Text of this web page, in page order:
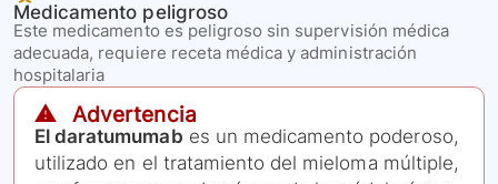
Medicamento peligroso
Este medicamento es peligroso sin supervisión médica
adecuada, requiere receta médica y administración
hospitalaria
⚠️ Advertencia
El daratumumab es un medicamento poderoso,
utilizado en el tratamiento del mieloma múltiple,